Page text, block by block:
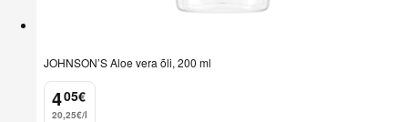
JOHNSON’S Aloe vera õli, 200 ml
4
. 05€
20,25€/l